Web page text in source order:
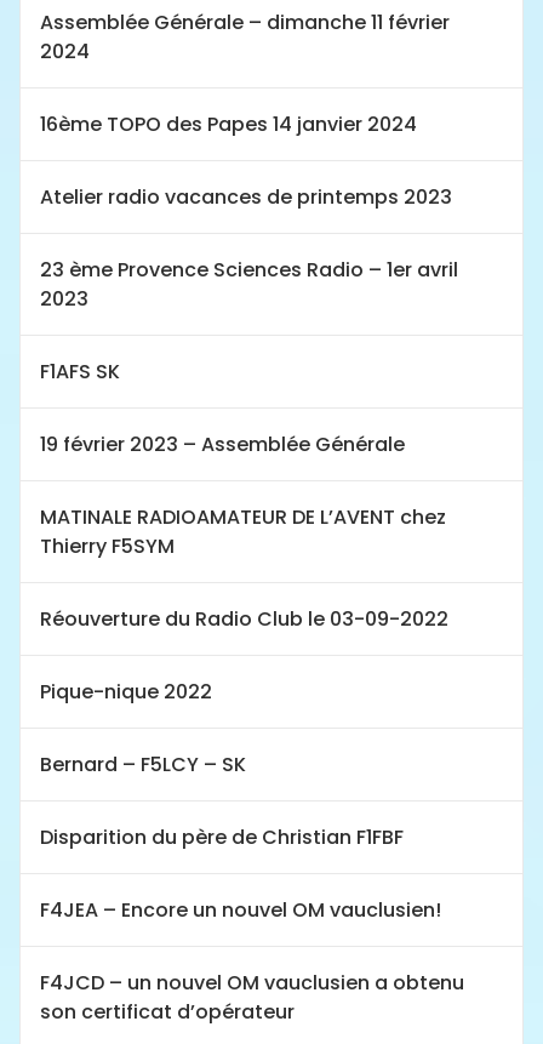
Assemblée Générale – dimanche 11 février
2024
16ème TOPO des Papes 14 janvier 2024
Atelier radio vacances de printemps 2023
23 ème Provence Sciences Radio – 1er avril
2023
F1AFS SK
19 février 2023 – Assemblée Générale
MATINALE RADIOAMATEUR DE L’AVENT chez
Thierry F5SYM
Réouverture du Radio Club le 03-09-2022
Pique-nique 2022
Bernard – F5LCY – SK
Disparition du père de Christian F1FBF
F4JEA – Encore un nouvel OM vauclusien!
F4JCD – un nouvel OM vauclusien a obtenu
son certificat d’opérateur